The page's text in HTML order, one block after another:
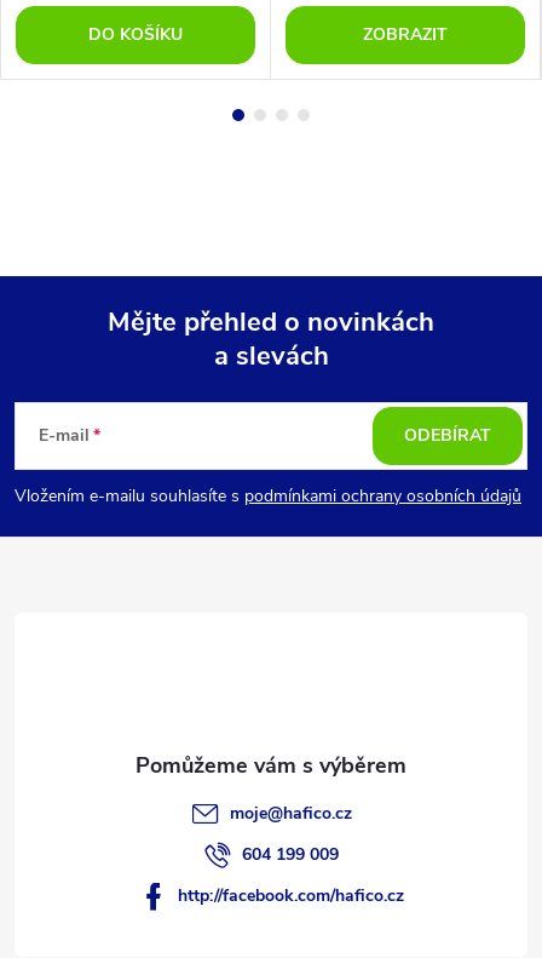
DO KOŠÍKU ZOBRAZIT
p
a
Mějte přehled o novinkách
a slevách
E-mail
Vložením e-mailu souhlasíte s podmínkami ochrany osobních údajů
ODEBÍRAT
moje@hafico.cz
604 199 009
http://facebook.com/hafico.cz